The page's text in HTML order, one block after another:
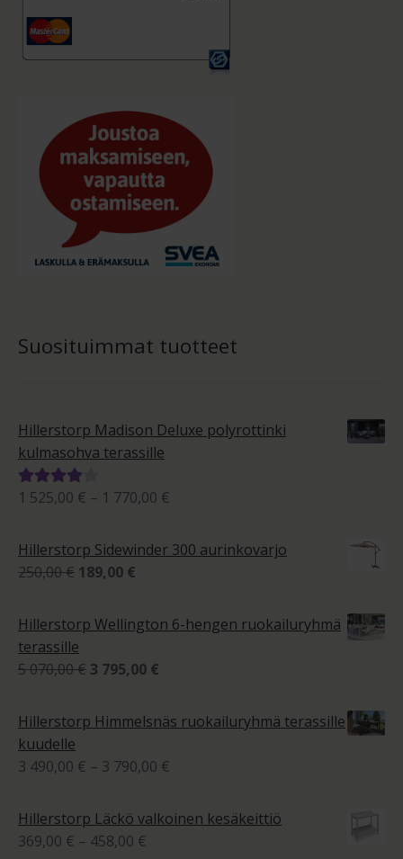
Suosituimmat tuotteet
Hillerstorp Madison Deluxe polyrottinki
kulmasohva terassille
Arvostelu
4.00
1 525,00 € – 1 770,00 €
525,00 €
Hillerstorp Sidewinder 300 aurinkovarjo
250,00€ Alkuperäinen
oli:
250,00 €.
189,00 €
on:
189,00 €.
Hillerstorp Wellington 6-hengen ruokailuryhmä
terassille
5 070,00€ Alkuperäinen
oli:
070,00 €.
3 795,00 €
on:
795,00 €.
Hillerstorp Himmelsnäs ruokailuryhmä terassille
kuudelle
3 490,00 € – 3 790,00 €
490,00 €
Hillerstorp Läckö valkoinen kesäkeittiö
369,00 € – 458,00 €